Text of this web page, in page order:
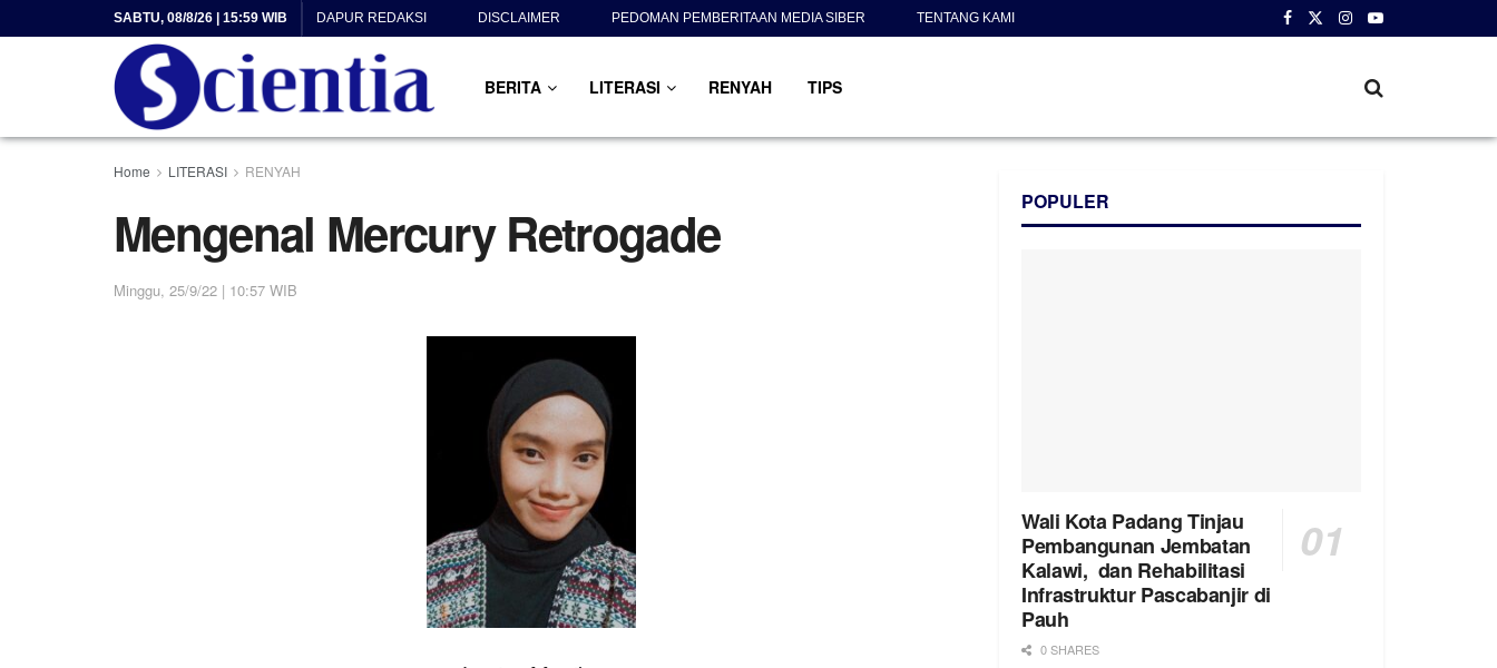
SABTU, 08/8/26 | 15:59 WIB DAPUR REDAKSI DISCLAIMER PEDOMAN PEMBERITAAN MEDIA SIBER TENTANG KAMI
BERITA LITERASI RENYAH TIPS
Home LITERASI RENYAH
Mengenal Mercury Retrogade
Minggu, 25/9/22 | 10:57 WIB
POPULER
Wali Kota Padang Tinjau
Pembangunan Jembatan
Kalawi, dan Rehabilitasi
Infrastruktur Pascabanjir di
Pauh
0 SHARES